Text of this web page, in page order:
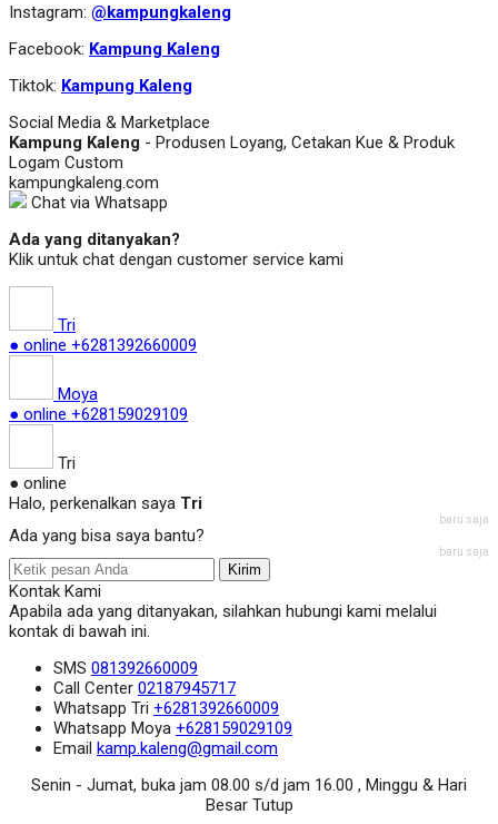
Instagram: @kampungkaleng
Facebook: Kampung Kaleng
Tiktok: Kampung Kaleng
Social Media & Marketplace
Kampung Kaleng - Produsen Loyang, Cetakan Kue & Produk
Logam Custom
kampungkaleng.com
Chat via Whatsapp
Ada yang ditanyakan?
Klik untuk chat dengan customer service kami
Tri
● online +6281392660009
Moya
● online +628159029109
Tri
● online
Halo, perkenalkan saya Tri
baru saja
Ada yang bisa saya bantu?
baru saja
Kirim
Kontak Kami
Apabila ada yang ditanyakan, silahkan hubungi kami melalui
kontak di bawah ini.
SMS 081392660009
Call Center 02187945717
Whatsapp Tri +6281392660009
Whatsapp Moya +628159029109
Email kamp.kaleng@gmail.com
Senin - Jumat, buka jam 08.00 s/d jam 16.00 , Minggu & Hari
Besar Tutup